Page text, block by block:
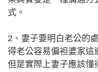
式。
2、妻子要明白老公的
得老公容易偏袒婆家這
但是實際上妻子應該懂